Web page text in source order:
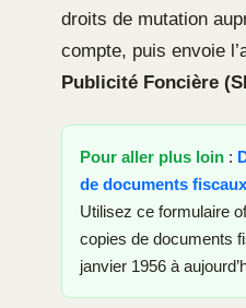
droits de mutation
compte, puis envoie
Publicité Foncière
Pour aller plus loin :
de documents
Utilisez ce formulaire
copies de documents
janvier 1956 à